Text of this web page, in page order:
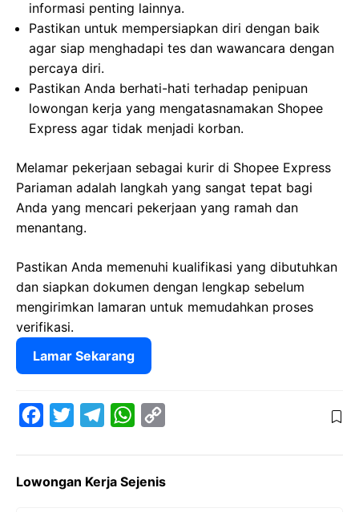
informasi penting lainnya.
Pastikan untuk mempersiapkan diri dengan baik
agar siap menghadapi tes dan wawancara dengan
percaya diri.
Pastikan Anda berhati-hati terhadap penipuan
lowongan kerja yang mengatasnamakan Shopee
Express agar tidak menjadi korban.
Melamar pekerjaan sebagai kurir di Shopee Express
Pariaman adalah langkah yang sangat tepat bagi
Anda yang mencari pekerjaan yang ramah dan
menantang.
Pastikan Anda memenuhi kualifikasi yang dibutuhkan
dan siapkan dokumen dengan lengkap sebelum
mengirimkan lamaran untuk memudahkan proses
verifikasi.
Lamar Sekarang
e
t
e
W
t
y
Lowongan Kerja Sejenis